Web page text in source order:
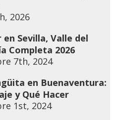
2026
en Sevilla, Valle del
Completa 2026
7th, 2024
en Buenaventura:
y Qué Hacer
1st, 2024